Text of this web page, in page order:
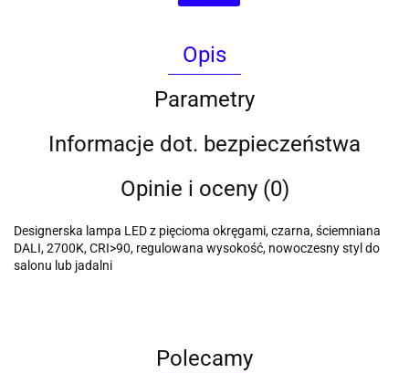
Opis
Parametry
Informacje dot. bezpieczeństwa
Opinie i oceny (0)
Designerska lampa LED z pięcioma okręgami, czarna, ściemniana
DALI, 2700K, CRI>90, regulowana wysokość, nowoczesny styl do
salonu lub jadalni
Polecamy